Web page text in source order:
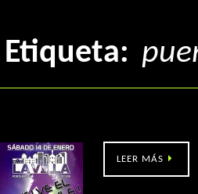
Etiqueta:
LEER MÁS